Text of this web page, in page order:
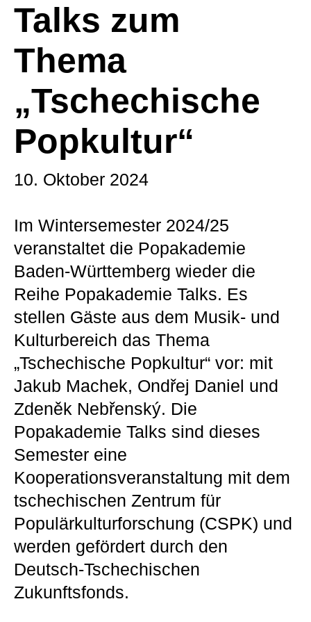
Talks zum
Thema
„Tschechische
Popkultur“
10. Oktober 2024
Im Wintersemester 2024/25
veranstaltet die Popakademie
Baden-Württemberg wieder die
Reihe Popakademie Talks. Es
stellen Gäste aus dem Musik- und
Kulturbereich das Thema
„Tschechische Popkultur“ vor: mit
Jakub Machek, Ondřej Daniel und
Zdeněk Nebřenský. Die
Popakademie Talks sind dieses
Semester eine
Kooperationsveranstaltung mit dem
tschechischen Zentrum für
Populärkulturforschung (CSPK) und
werden gefördert durch den
Deutsch-Tschechischen
Zukunftsfonds.